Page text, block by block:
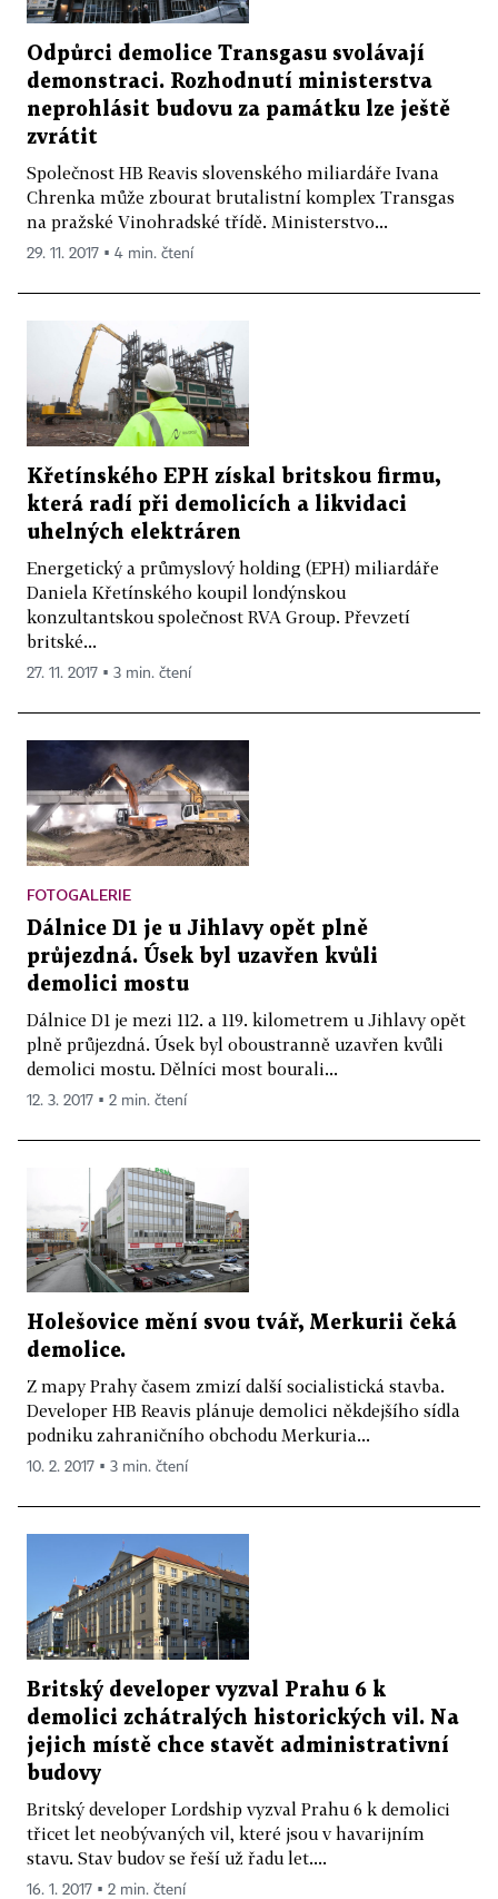
Odpůrci demolice Transgasu svolávají
demonstraci. Rozhodnutí ministerstva
neprohlásit budovu za památku lze ještě
zvrátit
Společnost HB Reavis slovenského miliardáře Ivana
Chrenka může zbourat brutalistní komplex Transgas
na pražské Vinohradské třídě. Ministerstvo...
29. 11. 2017 ▪ 4 min. čtení
Křetínského EPH získal britskou firmu,
která radí při demolicích a likvidaci
uhelných elektráren
Energetický a průmyslový holding (EPH) miliardáře
Daniela Křetínského koupil londýnskou
konzultantskou společnost RVA Group. Převzetí
britské...
27. 11. 2017 ▪ 3 min. čtení
FOTOGALERIE
Dálnice D1 je u Jihlavy opět plně
průjezdná. Úsek byl uzavřen kvůli
demolici mostu
Dálnice D1 je mezi 112. a 119. kilometrem u Jihlavy opět
plně průjezdná. Úsek byl oboustranně uzavřen kvůli
demolici mostu. Dělníci most bourali...
12. 3. 2017 ▪ 2 min. čtení
Holešovice mění svou tvář, Merkurii čeká
demolice.
Z mapy Prahy časem zmizí další socialistická stavba.
Developer HB Reavis plánuje demolici někdejšího sídla
podniku zahraničního obchodu Merkuria...
10. 2. 2017 ▪ 3 min. čtení
Britský developer vyzval Prahu 6 k
demolici zchátralých historických vil. Na
jejich místě chce stavět administrativní
budovy
Britský developer Lordship vyzval Prahu 6 k demolici
třicet let neobývaných vil, které jsou v havarijním
stavu. Stav budov se řeší už řadu let....
16. 1. 2017 ▪ 2 min. čtení